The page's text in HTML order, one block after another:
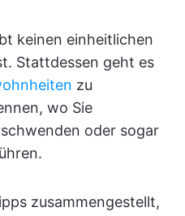
keinen einheitlichen
Stattdessen geht es
zu
wo Sie
oder sogar
zusammengestellt,